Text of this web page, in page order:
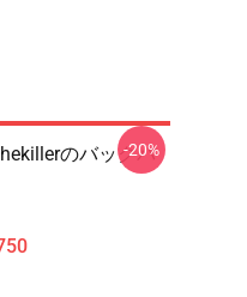
のバックパ
-20%